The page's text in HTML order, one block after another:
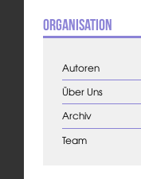
Organisation
Autoren
Über Uns
Archiv
Team